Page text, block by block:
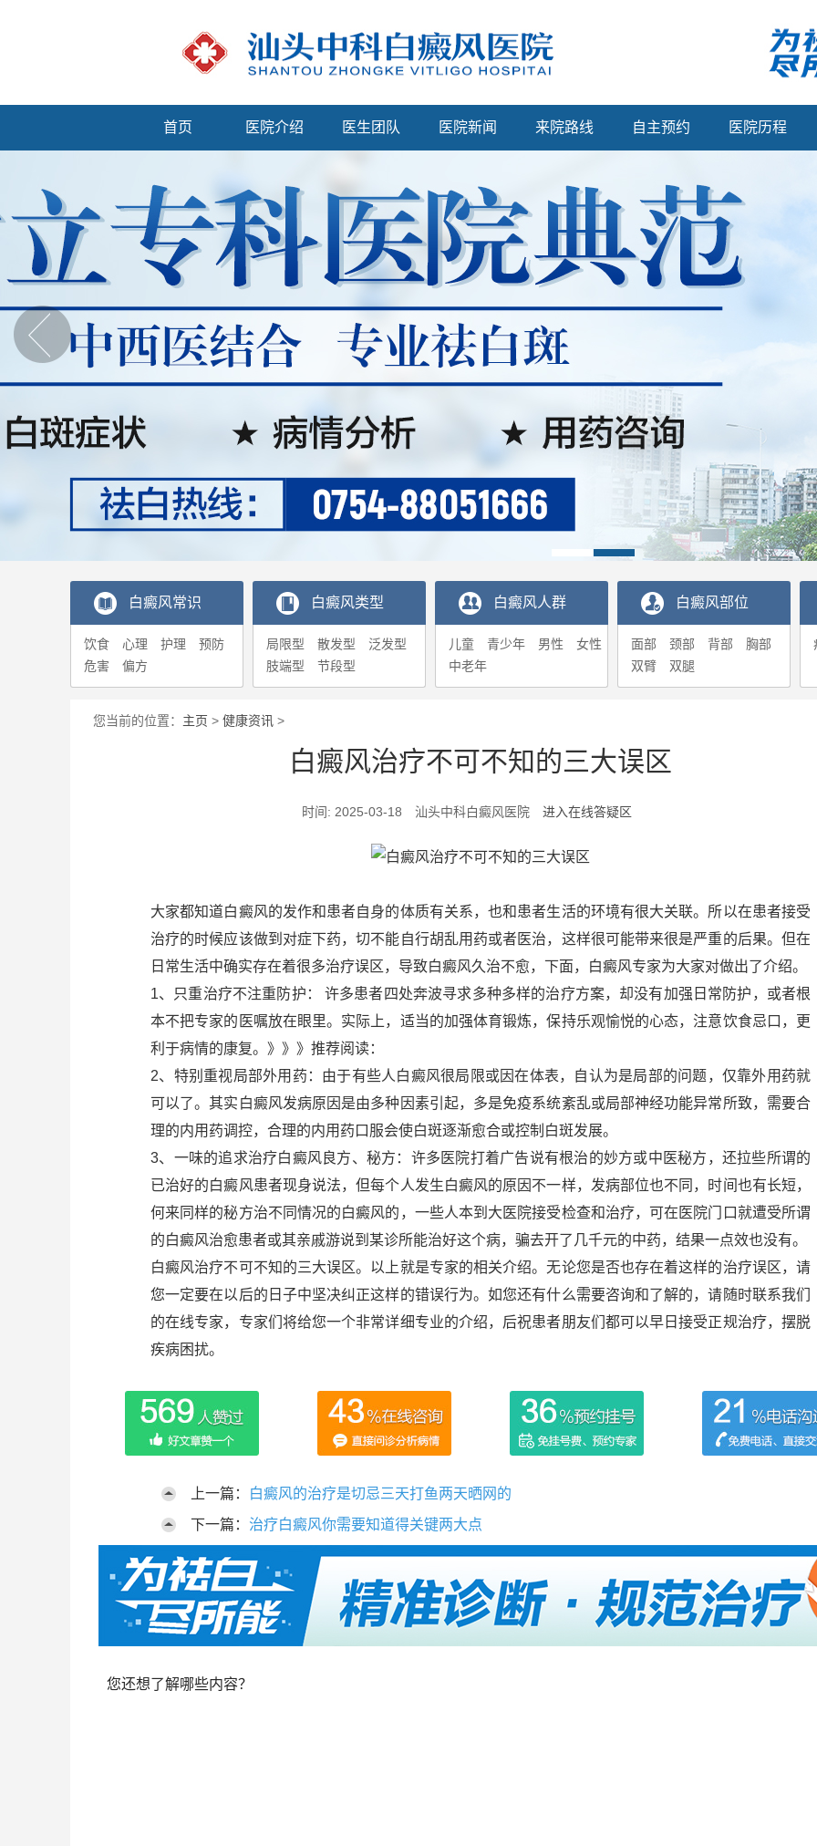
首页 医院介绍 医生团队 医院新闻 来院路线 自主预约 医院历程
白癜风常识
饮食 心理 护理
预防
危害
偏方
白癜风类型
局限型 散发型
泛发型
肢端型
节段型
白癜风人群
儿童 青少年 男性
女性
中老年
白癜风部位
面部 颈部 背部
胸部
双臂
双腿
您当前的位置： 主页 > 健康资讯 >
白癜风治疗不可不知的三大误区
时间: 2025-03-18 汕头中科白癜风医院 进入在线答疑区
大家都知道白癜风的发作和患者自身的体质有关系，也和患者生活的环境有很大关联。所以在患者接受
治疗的时候应该做到对症下药，切不能自行胡乱用药或者医治，这样很可能带来很是严重的后果。但在
日常生活中确实存在着很多治疗误区，导致白癜风久治不愈，下面，白癜风专家为大家对做出了介绍。
1、只重治疗不注重防护： 许多患者四处奔波寻求多种多样的治疗方案，却没有加强日常防护，或者根
本不把专家的医嘱放在眼里。实际上，适当的加强体育锻炼，保持乐观愉悦的心态，注意饮食忌口，更
利于病情的康复。》》》推荐阅读：
2、特别重视局部外用药：由于有些人白癜风很局限或因在体表，自认为是局部的问题，仅靠外用药就
可以了。其实白癜风发病原因是由多种因素引起，多是免疫系统紊乱或局部神经功能异常所致，需要合
理的内用药调控，合理的内用药口服会使白斑逐渐愈合或控制白斑发展。
3、一味的追求治疗白癜风良方、秘方：许多医院打着广告说有根治的妙方或中医秘方，还拉些所谓的
已治好的白癜风患者现身说法，但每个人发生白癜风的原因不一样，发病部位也不同，时间也有长短，
何来同样的秘方治不同情况的白癜风的，一些人本到大医院接受检查和治疗，可在医院门口就遭受所谓
的白癜风治愈患者或其亲戚游说到某诊所能治好这个病，骗去开了几千元的中药，结果一点效也没有。
白癜风治疗不可不知的三大误区。以上就是专家的相关介绍。无论您是否也存在着这样的治疗误区，请
您一定要在以后的日子中坚决纠正这样的错误行为。如您还有什么需要咨询和了解的，请随时联系我们
的在线专家，专家们将给您一个非常详细专业的介绍，后祝患者朋友们都可以早日接受正规治疗，摆脱
疾病困扰。
上一篇：
白癜风的治疗是切忌三天打鱼两天晒网的
下一篇： 治疗白癜风你需要知道得关键两大点
您还想了解哪些内容？